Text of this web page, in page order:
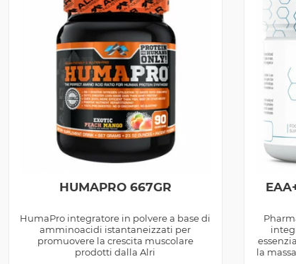
HUMAPRO 667GR
HumaPro integratore in polvere a base di
amminoacidi istantaneizzati per
promuovere la crescita muscolare
prodotti dalla Alri
la